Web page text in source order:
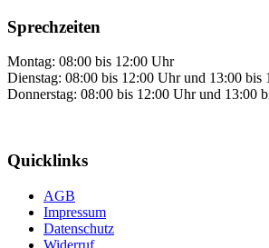
Sprechzeiten
Montag: 08:00 bis 12:00 Uhr
Dienstag: 08:00 bis 12:00 Uhr und 13:00 bis
Donnerstag: 08:00 bis 12:00 Uhr und 13:00
Quicklinks
AGB
Impressum
Datenschutz
Widerruf